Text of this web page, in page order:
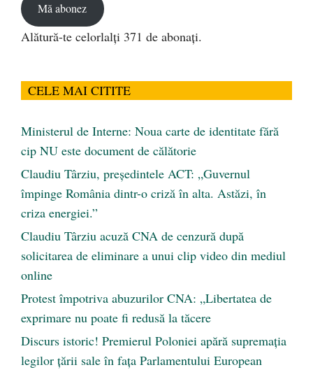
Mă abonez
Alătură-te celorlalți 371 de abonați.
CELE MAI CITITE
Ministerul de Interne: Noua carte de identitate fără
cip NU este document de călătorie
Claudiu Târziu, președintele ACT: „Guvernul
împinge România dintr-o criză în alta. Astăzi, în
criza energiei.”
Claudiu Târziu acuză CNA de cenzură după
solicitarea de eliminare a unui clip video din mediul
online
Protest împotriva abuzurilor CNA: „Libertatea de
exprimare nu poate fi redusă la tăcere
Discurs istoric! Premierul Poloniei apără supremația
legilor țării sale în fața Parlamentului European